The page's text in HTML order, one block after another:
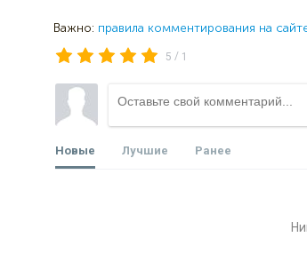
Важно: правила комментирования на
5 / 1
Новые Лучшие Ранее